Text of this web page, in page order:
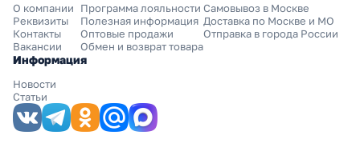
О компании
Реквизиты
Контакты
Вакансии
Программа лояльности
Полезная информация
Оптовые продажи
Обмен и возврат товара
Самовывоз в Москве
Доставка по Москве и МО
Отправка в города России
Информация
Новости
Статьи